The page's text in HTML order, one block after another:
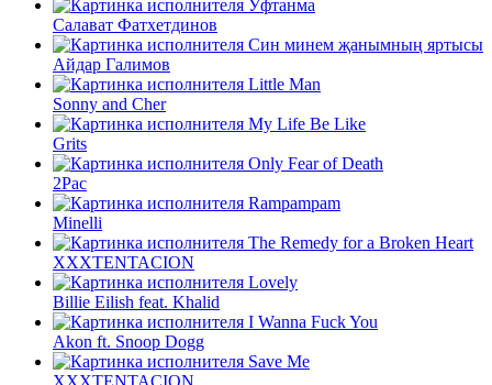
Уфтанма
Салават Фатхетдинов
Син минем җанымның яртысы
Айдар Галимов
Little Man
Sonny and Cher
My Life Be Like
Grits
Only Fear of Death
2Pac
Rampampam
Minelli
The Remedy for a Broken Heart
XXXTENTACION
Lovely
Billie Eilish feat. Khalid
I Wanna Fuck You
Akon ft. Snoop Dogg
Save Me
XXXTENTACION